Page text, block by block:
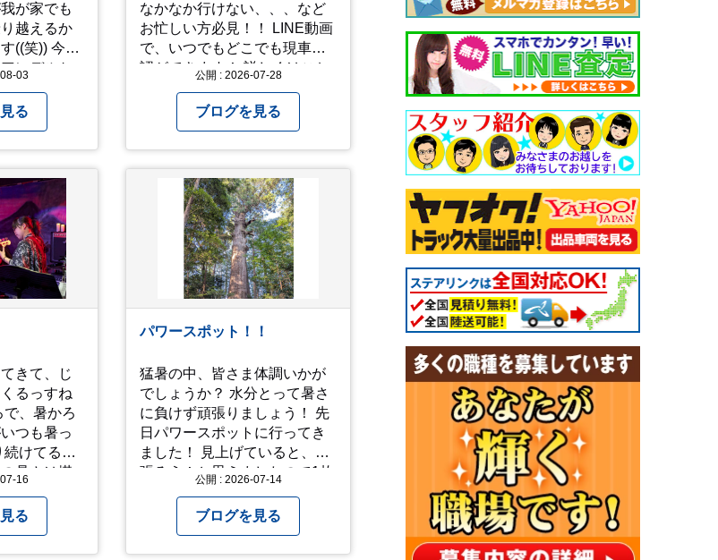
が家でも
越えるか
笑)) 今年
ンデルセ
せまし
れになり
れまし
索してみ
03
る
なかなか行けない、、、など
お忙しい方必見！！ LINE動画
で、いつでもどこでも現車確
認ができます！ 詳しくはこち
https://www.steerlink.co.jp/truckinfo/live/
公開 : 2026-07-28
ブログを見る
きて、じ
るっすね
つも暑っ
暑さは堪
きます。
ニットで
ーバンド
16
る
パワースポット！！
猛暑の中、皆さま体調いかが
でしょうか？ 水分とって暑さ
に負けず頑張りましょう！ 先
日パワースポットに行ってき
ました！ 見上げていると、頑
張ろう！と思えましたので1枚
公開 : 2026-07-14
ブログを見る